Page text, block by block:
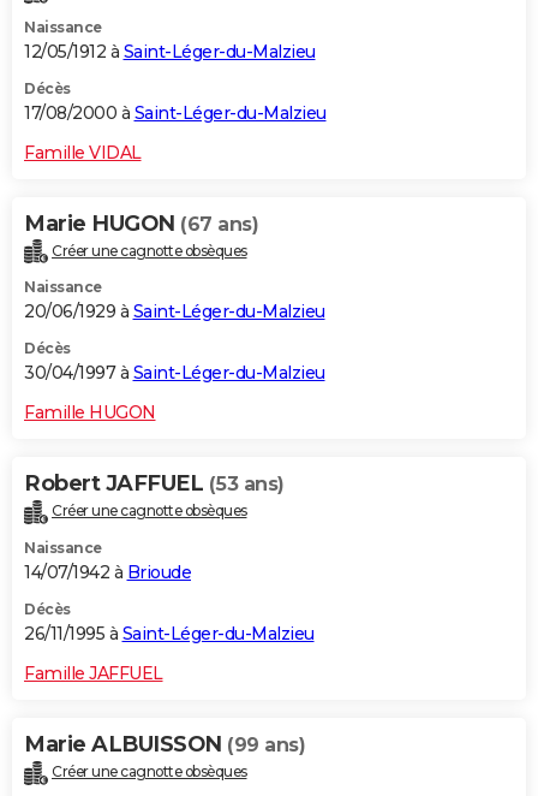
Naissance
12/05/1912 à Saint-Léger-du-Malzieu
Décès
17/08/2000 à Saint-Léger-du-Malzieu
Famille VIDAL
Marie HUGON (67 ans)
Créer une cagnotte obsèques
Naissance
20/06/1929 à Saint-Léger-du-Malzieu
Décès
30/04/1997 à Saint-Léger-du-Malzieu
Famille HUGON
Robert JAFFUEL (53 ans)
Créer une cagnotte obsèques
Naissance
14/07/1942 à Brioude
Décès
26/11/1995 à Saint-Léger-du-Malzieu
Famille JAFFUEL
Marie ALBUISSON (99 ans)
Créer une cagnotte obsèques